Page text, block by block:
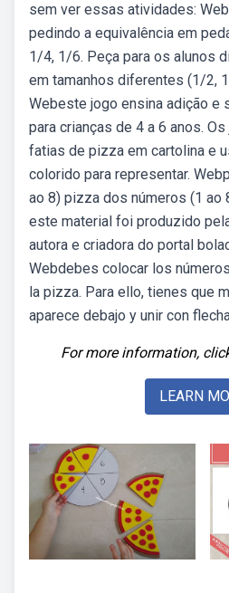
sem ver essas atividades:
pedindo a equivalência em
1/4, 1/6. Peça para os alunos
em tamanhos diferentes (1/2,
Webeste jogo ensina adição e
para crianças de 4 a 6 anos.
fatias de pizza em cartolina e
colorido para representar.
ao 8) pizza dos números (1 ao
este material foi produzido
autora e criadora do portal
Webdebes colocar los
la pizza. Para ello, tienes que
aparece debajo y unir con
For more information,
LEARN